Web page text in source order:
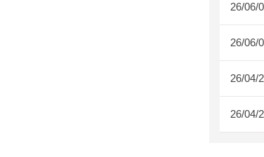
26/06/
26/06/
26/04/
26/04/